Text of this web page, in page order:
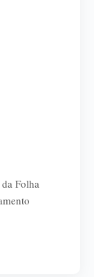
Folha